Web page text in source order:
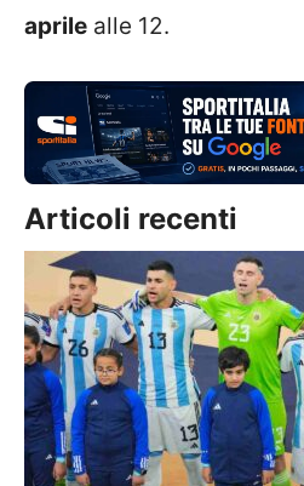
aprile alle 12.
Articoli recenti